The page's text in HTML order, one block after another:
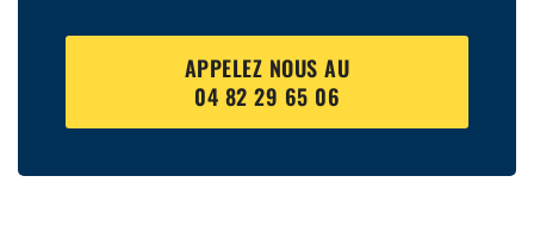
APPELEZ NOUS AU
04 82 29 65 06